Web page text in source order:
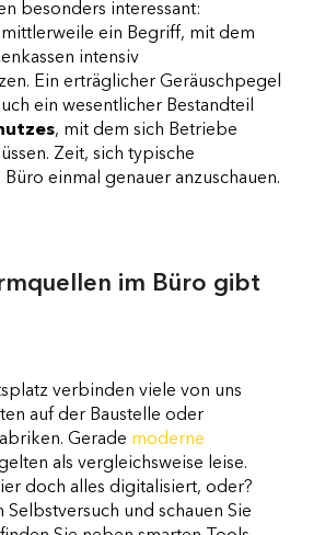
besonders interessant:
mittlerweile ein Begriff, mit dem
intensiv
Ein erträglicher Geräuschpegel
ein wesentlicher Bestandteil
, mit dem sich Betriebe
Zeit, sich typische
einmal genauer anzuschauen.
im Büro gibt
verbinden viele von uns
auf der Baustelle oder
Gerade moderne
als vergleichsweise leise.
doch alles digitalisiert, oder?
Selbstversuch und schauen Sie